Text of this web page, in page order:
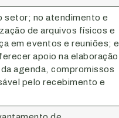
setor; no atendimento e
de arquivos físicos e
em eventos e reuniões; e
apoio na elaboração
agenda, compromissos
pelo recebimento e